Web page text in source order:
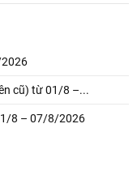
cũ) từ 01/8 –...
8 – 07/8/2026